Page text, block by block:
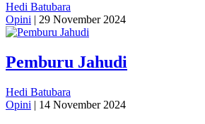
Hedi Batubara
Opini | 29 November 2024
Pemburu Jahudi
Hedi Batubara
Opini | 14 November 2024